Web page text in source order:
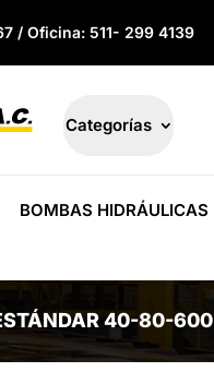
/ Oficina: 511- 299 4139
Categorías
BOMBAS HIDRÁULICAS
40-80-600